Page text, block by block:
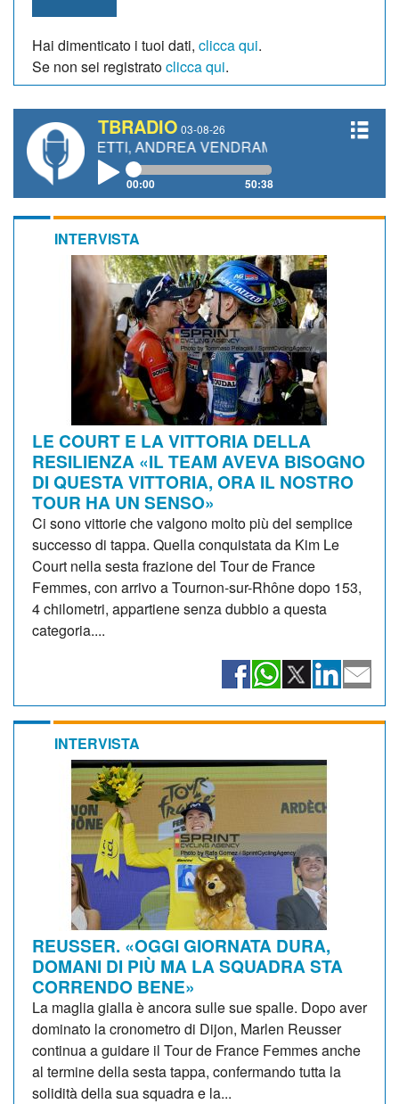
Hai dimenticato i tuoi dati, clicca qui.
Se non sei registratoclicca qui.
TBRADIO 03-08-26
ANDREA VENDRAME, FILIPPO FIORELLI
00:00 50:38
INTERVISTA
LE COURT E LA VITTORIA DELLA
RESILIENZA «IL TEAM AVEVA BISOGNO
DI QUESTA VITTORIA, ORA IL NOSTRO
TOUR HA UN SENSO»
Ci sono vittorie che valgono molto più del semplice
successo di tappa. Quella conquistata da Kim Le
Court nella sesta frazione del Tour de France
Femmes, con arrivo a Tournon-sur-Rhône dopo 153,
4 chilometri, appartiene senza dubbio a questa
categoria....
INTERVISTA
REUSSER. «OGGI GIORNATA DURA,
DOMANI DI PIÙ MA LA SQUADRA STA
CORRENDO BENE»
La maglia gialla è ancora sulle sue spalle. Dopo aver
dominato la cronometro di Dijon, Marlen Reusser
continua a guidare il Tour de France Femmes anche
al termine della sesta tappa, confermando tutta la
solidità della sua squadra e la...